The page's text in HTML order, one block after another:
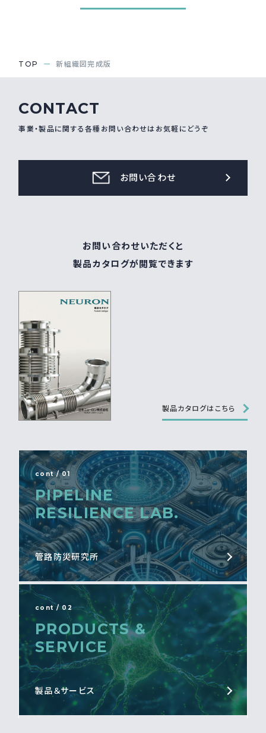
お問い合わせ
TOP 新組織図完成版
CONTACT
事業・製品に関する各種お問い合わせはお気軽にどうぞ
お問い合わせ
お問い合わせいただくと
製品カタログが閲覧できます
製品カタログはこちら
cont / 01
PIPELINE
RESILIENCE LAB.
管路防災研究所
cont / 02
PRODUCTS &
SERVICE
製品＆サービス